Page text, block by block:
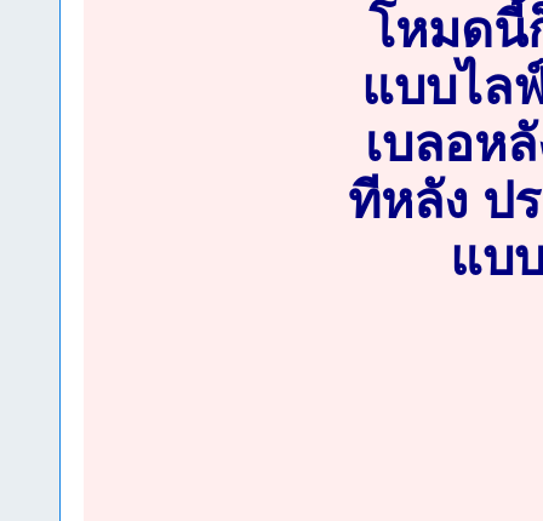
โหมดนี้
แบบไล
เบลอห
ทีหลัง ป
แบ